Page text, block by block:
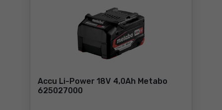
Accu Li-Power 18V 4,0Ah Metabo
625027000